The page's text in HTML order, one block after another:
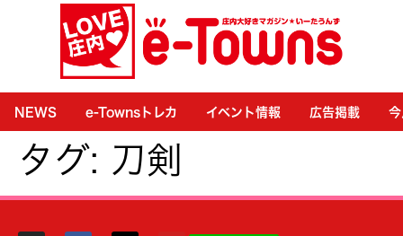
NEWS e-Townsトレカ イベント情報 広告掲載
タグ: 刀剣